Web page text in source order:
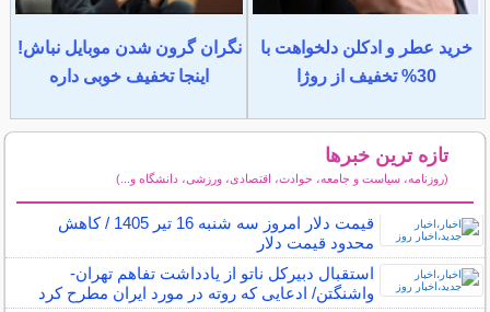
خرید عطر و ادکلن دلخواهت با
30% تخفیف از روژا
نگران گرون شدن موبایل نباش!
اینجا تخفیف خوبی داره
تازه ترین خبرها
(روزنامه، سیاست و جامعه، حوادث، اقتصادی، ورزشی، دانشگاه و...)
قیمت دلار امروز سه شنبه 16 تیر 1405 / کاهش
محدود قیمت دلار
استقبال دبیرکل ناتو از یادداشت تفاهم تهران-
واشنگتن/ ادعایی که روته در مورد ایران مطرح کرد